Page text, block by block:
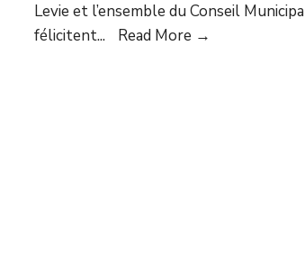
Levie et l’ensemble du Conseil
félicitent... Read More →